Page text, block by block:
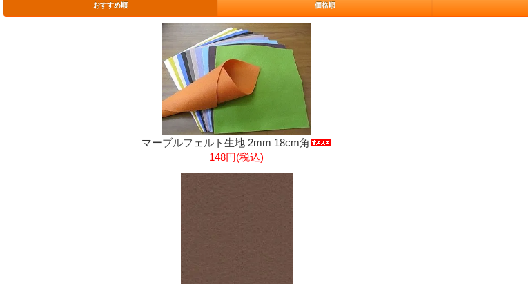
おすすめ順 価格順
マーブルフェルト生地 2mm 18cm角
148円(税込)